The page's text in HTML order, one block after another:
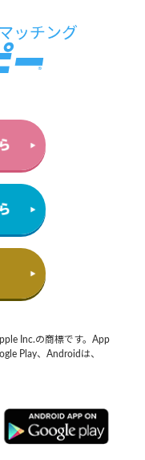
Inc.の商標です。App
Play、Androidは、